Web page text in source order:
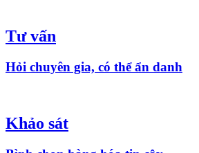
Tư vấn
Hỏi chuyên gia, có thể ẩn danh
Khảo sát